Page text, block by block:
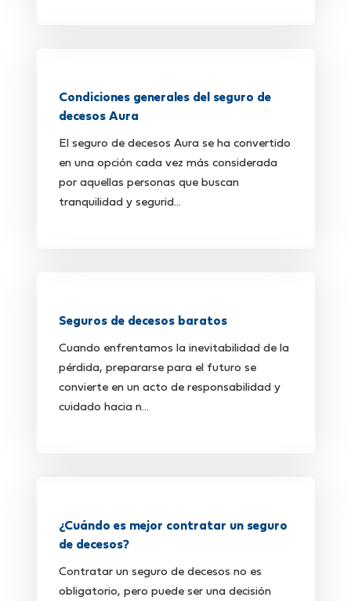
Condiciones generales del seguro de
decesos Aura
El seguro de decesos Aura se ha convertido
en una opción cada vez más considerada
por aquellas personas que buscan
tranquilidad y segurid...
Seguros de decesos baratos
Cuando enfrentamos la inevitabilidad de la
pérdida, prepararse para el futuro se
convierte en un acto de responsabilidad y
cuidado hacia n...
¿Cuándo es mejor contratar un seguro
de decesos?
Contratar un seguro de decesos no es
obligatorio, pero puede ser una decisión